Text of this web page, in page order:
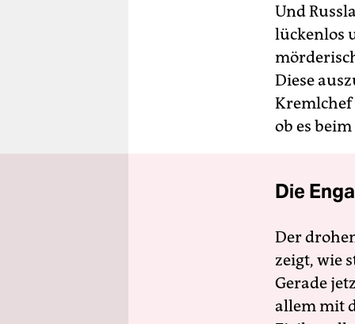
Und
lückenlos
Diese
Kremlchef
ob es
Die
Der
zeigt, wie
Gerade
allem mit